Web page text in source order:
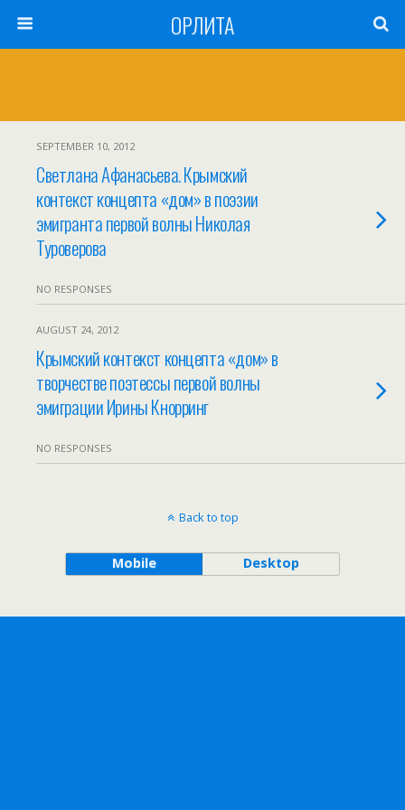
ОРЛИТА
SEPTEMBER 10, 2012
Светлана Афанасьева. Крымский
контекст концепта «дом» в поэзии
эмигранта первой волны Николая
Туроверова
NO RESPONSES
AUGUST 24, 2012
Крымский контекст концепта «дом» в
творчестве поэтессы первой волны
эмиграции Ирины Кнорринг
NO RESPONSES
Back to top
Mobile Desktop